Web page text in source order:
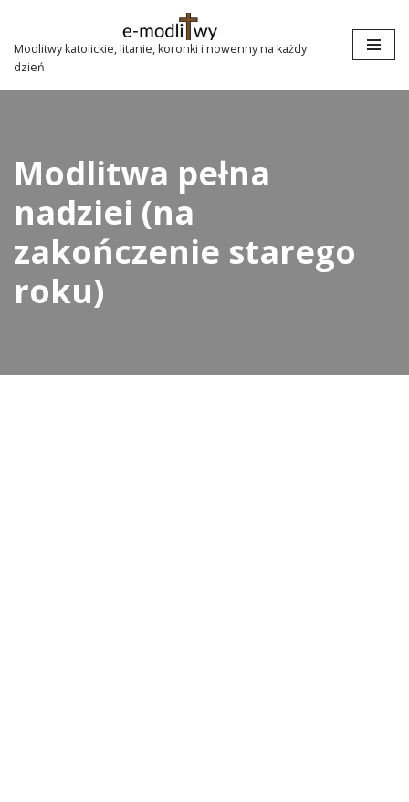
Przejdź
do
treści
Modlitwy katolickie, litanie, koronki i nowenny na każdy
dzień
Modlitwa pełna
nadziei (na
zakończenie starego
roku)